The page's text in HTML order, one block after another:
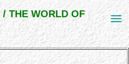
WORLD OF